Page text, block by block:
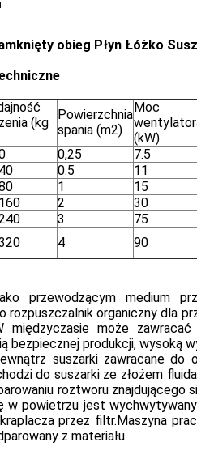
obieg Płyn Łóżko
(kg
Powierzchnia
spania (m2)
Moc
(kW)
0,25 7.5
0.5 11
1 15
2 30
3 75
4 90
przewodzącym medium
rozpuszczalnik organiczny dla
może zawracać
bezpiecznej produkcji, wysoką
suszarki zawracane do
do suszarki ze złożem
roztworu znajdującego
w powietrzu jest
przez filtr.Maszyna
z materiału.